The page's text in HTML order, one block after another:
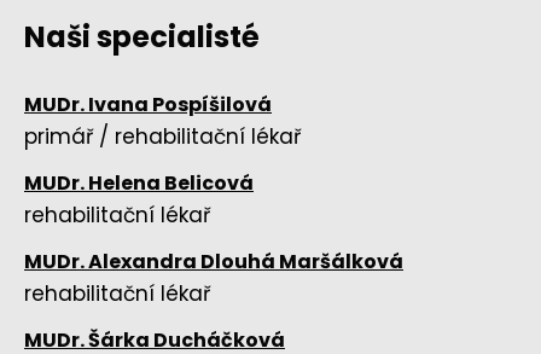
Naši specialisté
MUDr. Ivana Pospíšilová
primář / rehabilitační lékař
MUDr. Helena Belicová
rehabilitační lékař
MUDr. Alexandra Dlouhá Maršálková
rehabilitační lékař
MUDr. Šárka Ducháčková